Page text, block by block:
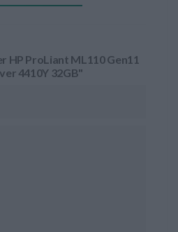
HP ProLiant ML110 Gen11
4410Y 32GB"